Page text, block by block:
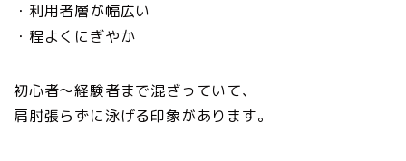
・利用者層が幅広い
・程よくにぎやか
初心者〜経験者まで混ざっていて、
肩肘張らずに泳げる印象があります。